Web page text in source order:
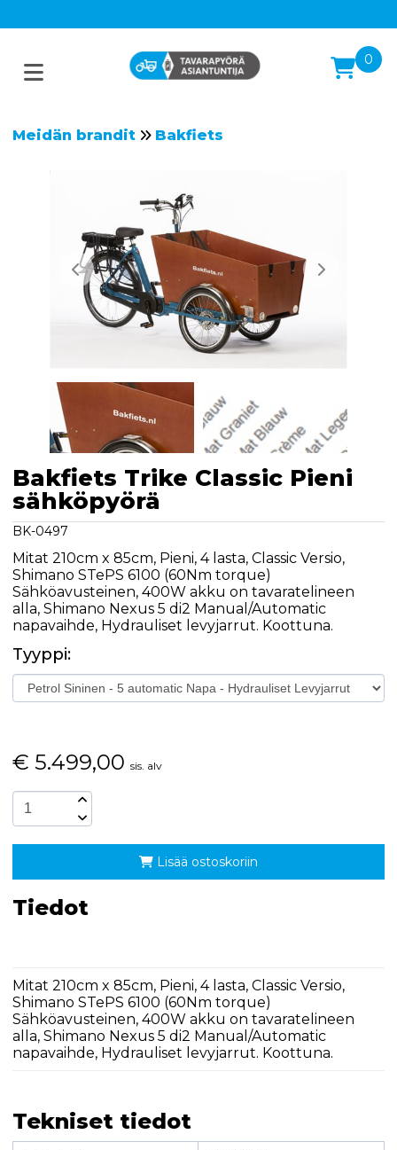
0
Meidän brandit Bakfiets
Bakfiets Trike Classic Pieni
sähköpyörä
BK-0497
Mitat 210cm x 85cm, Pieni, 4 lasta, Classic Versio,
Shimano STePS 6100 (60Nm torque)
Sähköavusteinen, 400W akku on tavaratelineen
alla, Shimano Nexus 5 di2 Manual/Automatic
napavaihde, Hydrauliset levyjarrut. Koottuna.
Tyyppi:
€ 5.499,00 sis. alv
Lisää ostoskoriin
Tiedot
Mitat 210cm x 85cm, Pieni, 4 lasta, Classic Versio,
Shimano STePS 6100 (60Nm torque)
Sähköavusteinen, 400W akku on tavaratelineen
alla, Shimano Nexus 5 di2 Manual/Automatic
napavaihde, Hydrauliset levyjarrut. Koottuna.
Tekniset tiedot